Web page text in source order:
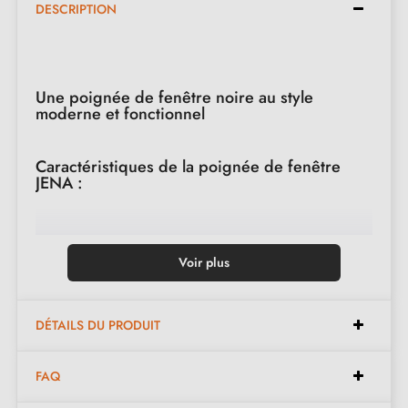
DESCRIPTION
Une poignée de fenêtre noire au style
moderne et fonctionnel
Caractéristiques de la poignée de fenêtre
JENA :
Type: Poignée de fenêtre oscillo-battante
Forme de la rosace
Marque
Voir plus
DÉTAILS DU PRODUIT
FAQ